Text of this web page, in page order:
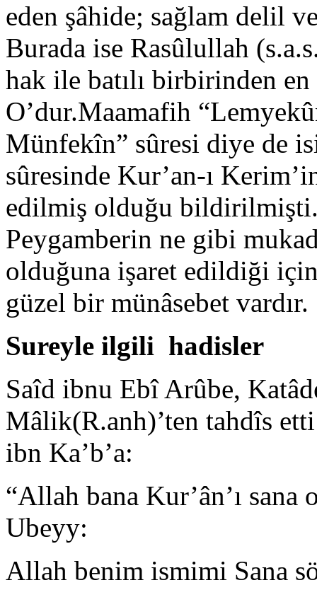
eden şâhide; sağlam delil
Burada ise Rasûlullah
hak ile batılı birbirinden
O’dur.Maamafih
Münfekîn” sûresi diye de
sûresinde Kur’an-ı
edilmiş olduğu
Peygamberin ne gibi
olduğuna işaret edildiği
güzel bir münâsebet vardır.
Sureyle ilgili hadisler
Saîd ibnu Ebî Arûbe,
Mâlik(R.anh)’ten tahdîs
ibn Ka’b’a:
“Allah bana Kur’ân’ı
Ubeyy:
Allah benim ismimi Sana